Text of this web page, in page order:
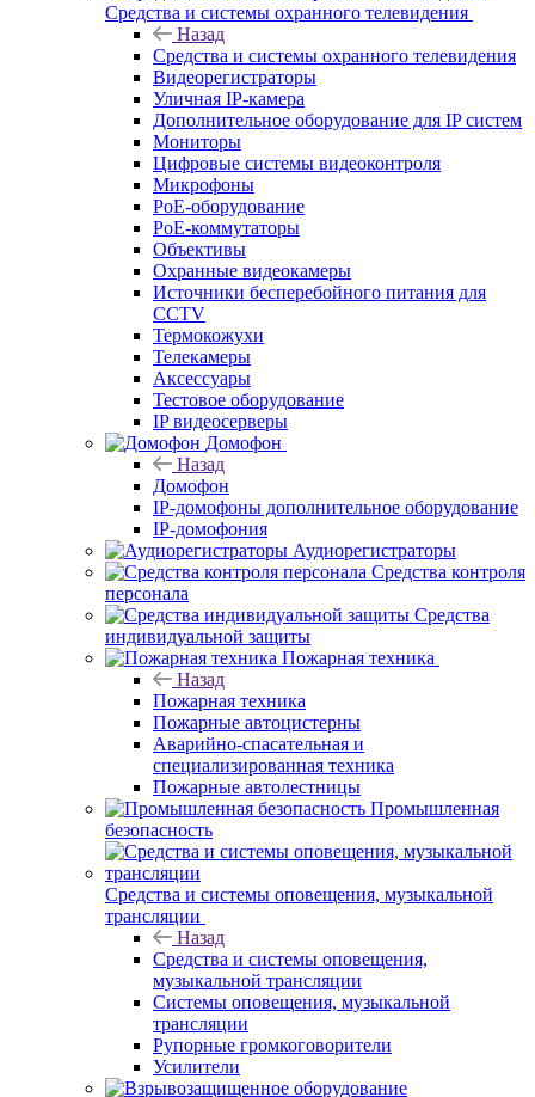
Средства и системы охранного телевидения
Назад
Средства и системы охранного телевидения
Видеорегистраторы
Уличная IP-камера
Дополнительное оборудование для IP систем
Мониторы
Цифровые системы видеоконтроля
Микрофоны
PoE-оборудование
PoE-коммутаторы
Объективы
Охранные видеокамеры
Источники бесперебойного питания для
CCTV
Термокожухи
Телекамеры
Аксессуары
Тестовое оборудование
IP видеосерверы
Домофон
Назад
Домофон
IP-домофоны дополнительное оборудование
IP-домофония
Аудиорегистраторы
Средства контроля
персонала
Средства
индивидуальной защиты
Пожарная техника
Назад
Пожарная техника
Пожарные автоцистерны
Аварийно-спасательная и
специализированная техника
Пожарные автолестницы
Промышленная
безопасность
Средства и системы оповещения, музыкальной
трансляции
Назад
Средства и системы оповещения,
музыкальной трансляции
Системы оповещения, музыкальной
трансляции
Рупорные громкоговорители
Усилители